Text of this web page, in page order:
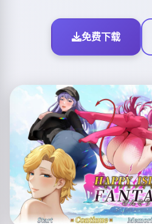
免费下载